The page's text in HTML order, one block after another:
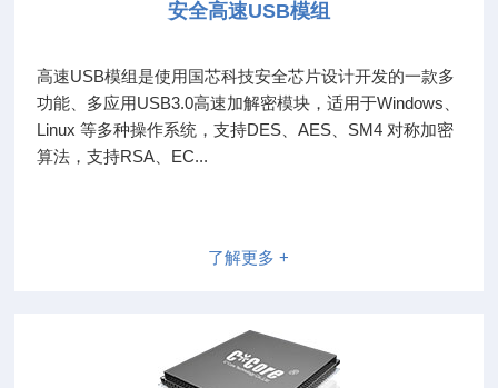
安全高速USB模组
高速USB模组是使用国芯科技安全芯片设计开发的一款多
功能、多应用USB3.0高速加解密模块，适用于Windows、
Linux 等多种操作系统，支持DES、AES、SM4 对称加密
算法，支持RSA、EC...
了解更多 +